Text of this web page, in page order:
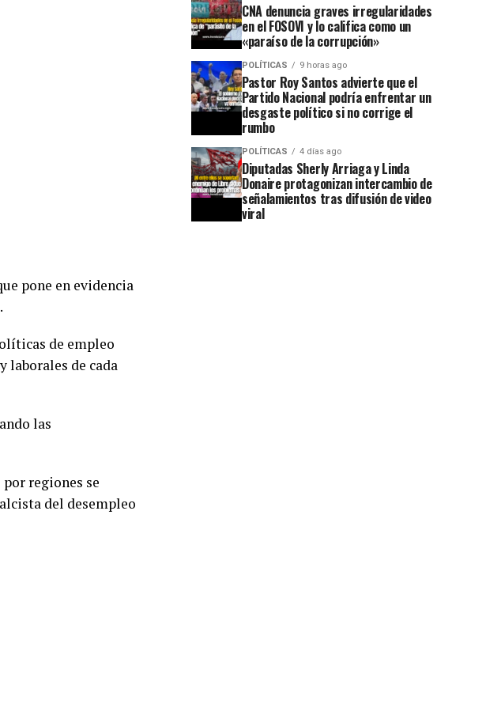
pone en evidencia
de empleo
laborales de cada
las
regiones se
del desempleo
CNA denuncia graves irregularidades
en el FOSOVI y lo califica como un
«paraíso de la corrupción»
POLÍTICAS 9 horas ago
Pastor Roy Santos advierte que el
Partido Nacional podría enfrentar un
desgaste político si no corrige el
rumbo
POLÍTICAS 4 días ago
Diputadas Sherly Arriaga y Linda
Donaire protagonizan intercambio de
señalamientos tras difusión de video
viral